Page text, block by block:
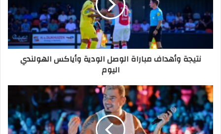
نتيجة وأهداف مباراة الوصل الودية وأياكس الهولندي
اليوم